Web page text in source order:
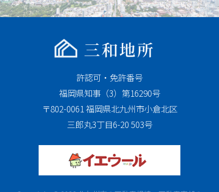
許認可・免許番号
福岡県知事（3）第16290号
〒802-0061 福岡県北九州市小倉北区
三郎丸3丁目6-20 503号